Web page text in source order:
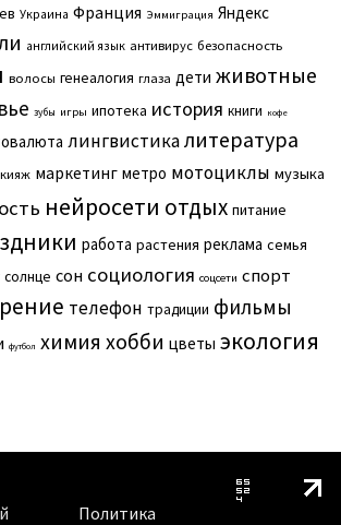
Украина Франция Эммиграция Яндекс
английский язык антивирус безопасность
волосы генеалогия глаза дети животные
зубы игры ипотека история книги кофе
лингвистикалитература
маркетинг метро мотоциклы музыка
нейросети отдых питание
работа растения реклама семья
солнце сон социология соцсети спорт
телефон традиции фильмы
футбол химия хобби цветы экология
Политика